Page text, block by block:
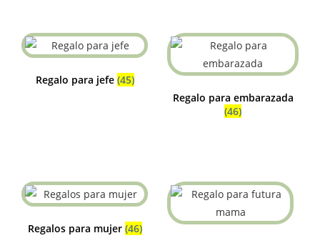
Regalo para jefe (45)
Regalo para embarazada
(46)
Regalos para mujer (46)